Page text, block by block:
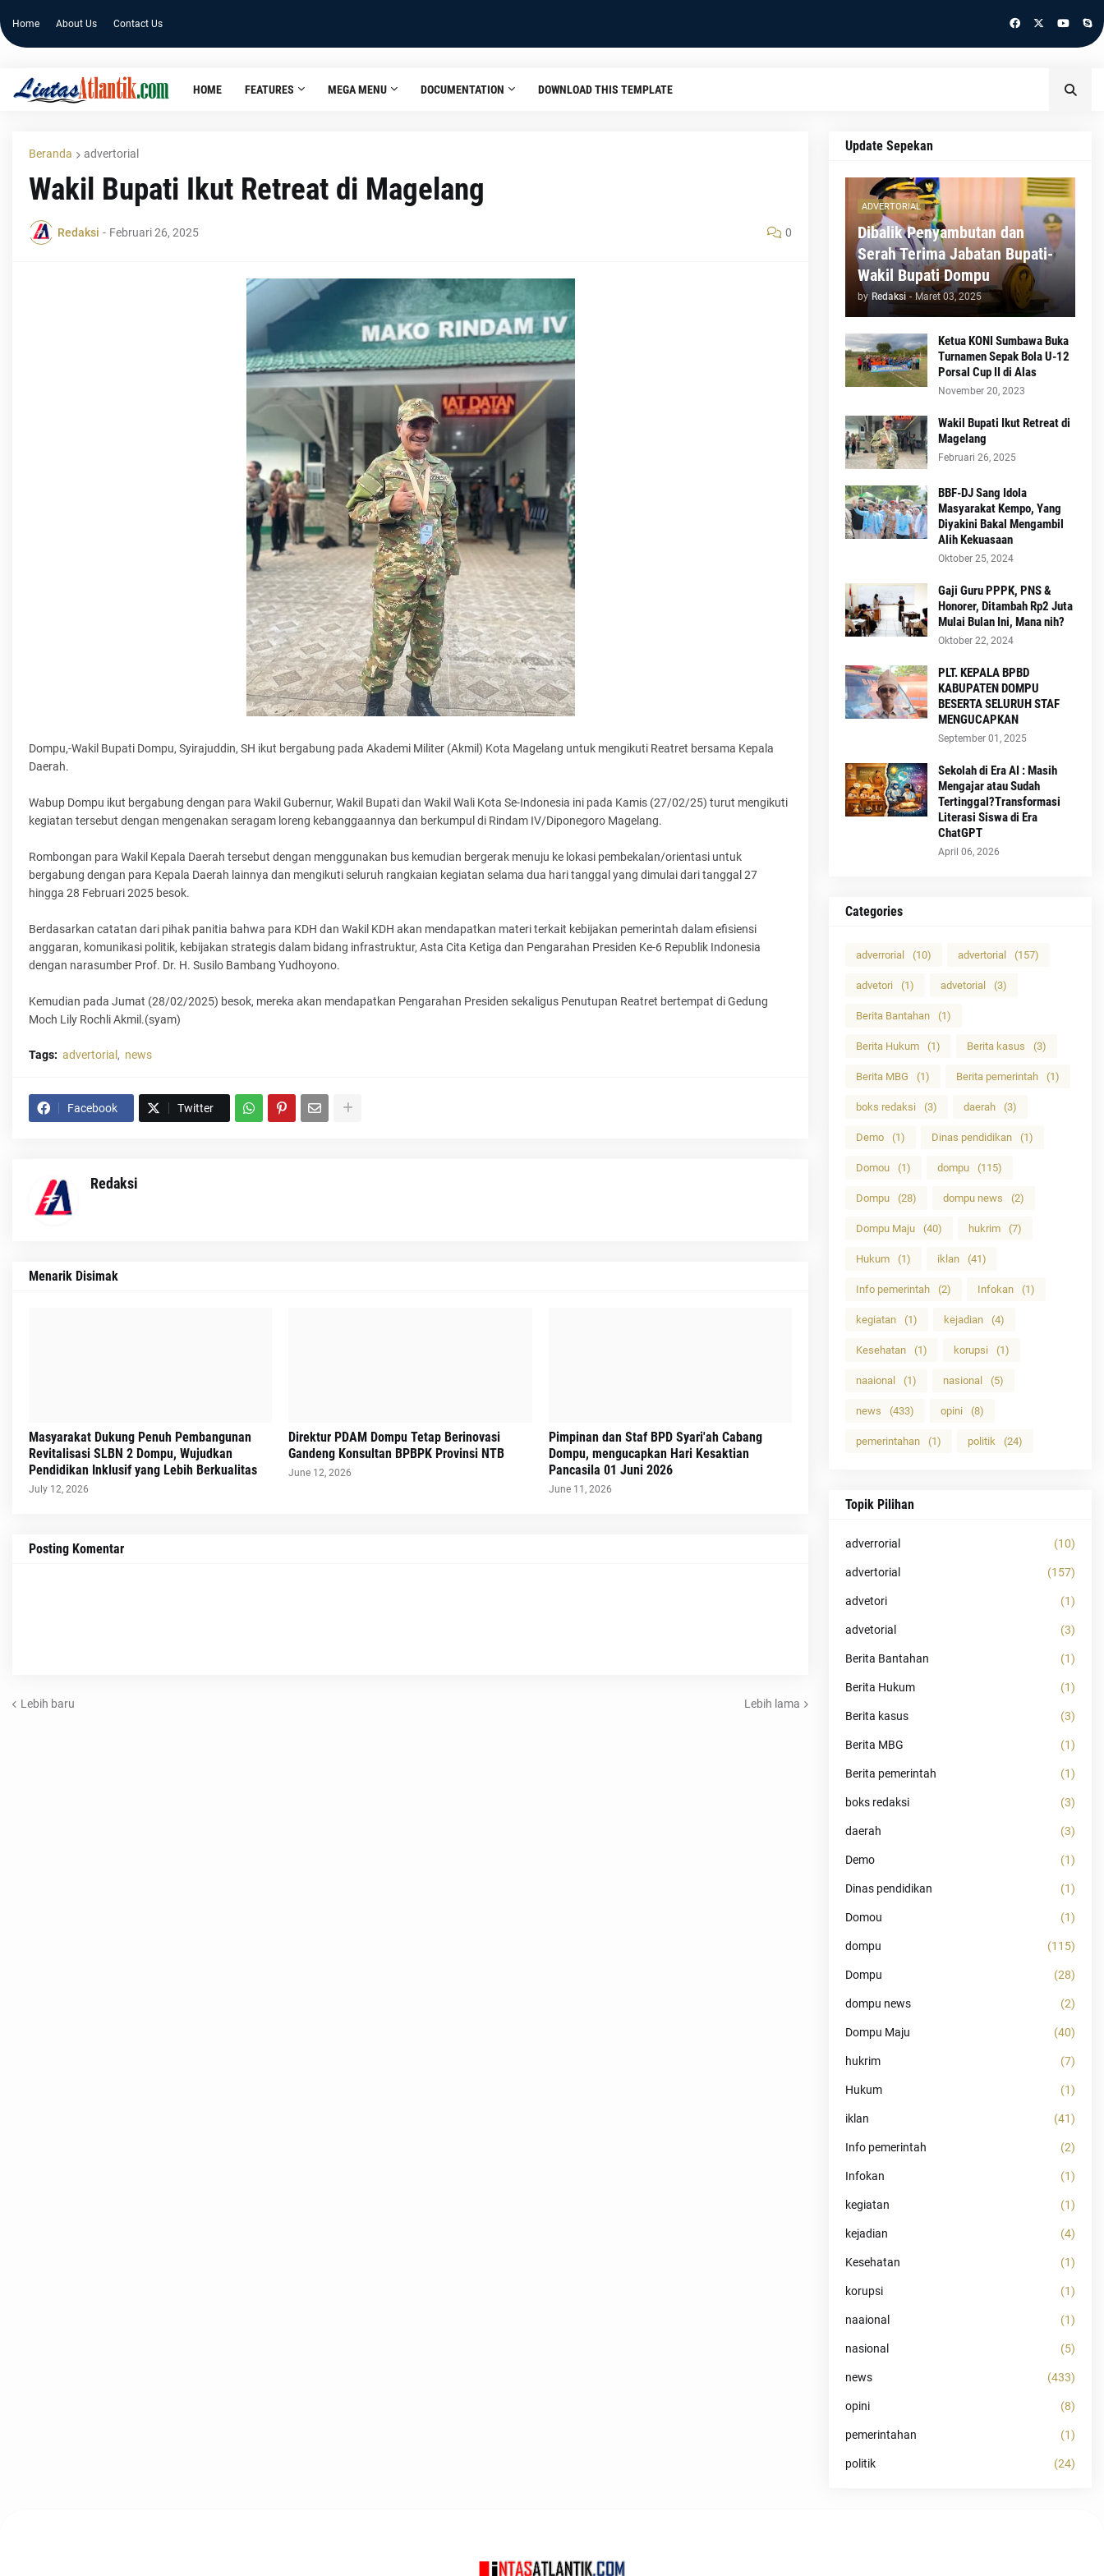
Home About Us Contact Us
HOME FEATURES MEGA MENU DOCUMENTATION DOWNLOAD THIS TEMPLATE
Beranda advertorial
Wakil Bupati Ikut Retreat di Magelang
Redaksi - Februari 26, 2025 0
Dompu,-Wakil Bupati Dompu, Syirajuddin, SH ikut bergabung pada Akademi Militer (Akmil) Kota Magelang untuk mengikuti Reatret bersama Kepala
Daerah.
Wabup Dompu ikut bergabung dengan para Wakil Gubernur, Wakil Bupati dan Wakil Wali Kota Se-Indonesia ini pada Kamis (27/02/25) turut mengikuti
kegiatan tersebut dengan mengenakan seragam loreng kebanggaannya dan berkumpul di Rindam IV/Diponegoro Magelang.
Rombongan para Wakil Kepala Daerah tersebut dengan menggunakan bus kemudian bergerak menuju ke lokasi pembekalan/orientasi untuk
bergabung dengan para Kepala Daerah lainnya dan mengikuti seluruh rangkaian kegiatan selama dua hari tanggal yang dimulai dari tanggal 27
hingga 28 Februari 2025 besok.
Berdasarkan catatan dari pihak panitia bahwa para KDH dan Wakil KDH akan mendapatkan materi terkait kebijakan pemerintah dalam efisiensi
anggaran, komunikasi politik, kebijakan strategis dalam bidang infrastruktur, Asta Cita Ketiga dan Pengarahan Presiden Ke-6 Republik Indonesia
dengan narasumber Prof. Dr. H. Susilo Bambang Yudhoyono.
Kemudian pada Jumat (28/02/2025) besok, mereka akan mendapatkan Pengarahan Presiden sekaligus Penutupan Reatret bertempat di Gedung
Moch Lily Rochli Akmil.(syam)
Tags: advertorial news
Facebook Twitter
Redaksi
Menarik Disimak
Masyarakat Dukung Penuh Pembangunan
Revitalisasi SLBN 2 Dompu, Wujudkan
Pendidikan Inklusif yang Lebih Berkualitas
July 12, 2026
Direktur PDAM Dompu Tetap Berinovasi
Gandeng Konsultan BPBPK Provinsi NTB
June 12, 2026
Pimpinan dan Staf BPD Syari'ah Cabang
Dompu, mengucapkan Hari Kesaktian
Pancasila 01 Juni 2026
June 11, 2026
Posting Komentar
Lebih baru Lebih lama
Update Sepekan
ADVERTORIAL
Dibalik Penyambutan dan
Serah Terima Jabatan Bupati-
Wakil Bupati Dompu
by Redaksi - Maret 03, 2025
Ketua KONI Sumbawa Buka
Turnamen Sepak Bola U-12
Porsal Cup II di Alas
November 20, 2023
Wakil Bupati Ikut Retreat di
Magelang
Februari 26, 2025
BBF-DJ Sang Idola
Masyarakat Kempo, Yang
Diyakini Bakal Mengambil
Alih Kekuasaan
Oktober 25, 2024
Gaji Guru PPPK, PNS &
Honorer, Ditambah Rp2 Juta
Mulai Bulan Ini, Mana nih?
Oktober 22, 2024
PLT. KEPALA BPBD
KABUPATEN DOMPU
BESERTA SELURUH STAF
MENGUCAPKAN
September 01, 2025
Sekolah di Era AI : Masih
Mengajar atau Sudah
Tertinggal?Transformasi
Literasi Siswa di Era
ChatGPT
April 06, 2026
Categories
adverrorial (10) advertorial (157)
advetori (1) advetorial (3)
Berita Bantahan (1)
Berita Hukum (1) Berita kasus (3)
Berita MBG (1) Berita pemerintah (1)
boks redaksi (3) daerah (3)
Demo (1) Dinas pendidikan (1)
Domou (1) dompu (115)
Dompu (28) dompu news (2)
Dompu Maju (40) hukrim (7)
Hukum (1) iklan (41)
Info pemerintah (2) Infokan (1)
kegiatan (1) kejadian (4)
Kesehatan (1) korupsi (1)
naaional (1) nasional (5)
news (433) opini (8)
pemerintahan (1) politik (24)
Topik Pilihan
adverrorial (10)
advertorial (157)
advetori (1)
advetorial (3)
Berita Bantahan (1)
Berita Hukum (1)
Berita kasus (3)
Berita MBG (1)
Berita pemerintah (1)
boks redaksi (3)
daerah (3)
Demo (1)
Dinas pendidikan (1)
Domou (1)
dompu (115)
Dompu (28)
dompu news (2)
Dompu Maju (40)
hukrim (7)
Hukum (1)
iklan (41)
Info pemerintah (2)
Infokan (1)
kegiatan (1)
kejadian (4)
Kesehatan (1)
korupsi (1)
naaional (1)
nasional (5)
news (433)
opini (8)
pemerintahan (1)
politik (24)